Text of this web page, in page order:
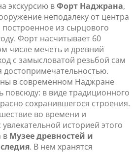
экскурсию вФорт Наджрана,
неподалеку от центра
из сырцового
Форт насчитывает 60
числе мечеть и древний
с замысловатой резьбой сам
достопримечательностью.
в современном Наджране
повсюду: в виде традиционного
сохранившегося строения.
во времени и
историей этого
в Музее древностей и
. В нем хранятся